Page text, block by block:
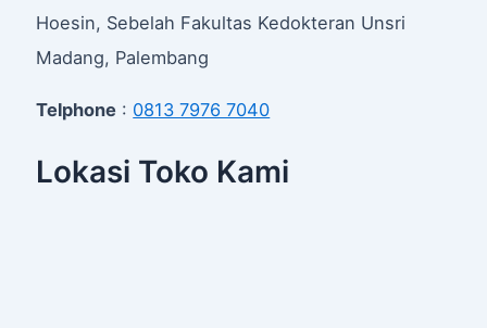
Hoesin, Sebelah Fakultas Kedokteran Unsri
Madang, Palembang
Telphone : 0813 7976 7040
Lokasi Toko Kami